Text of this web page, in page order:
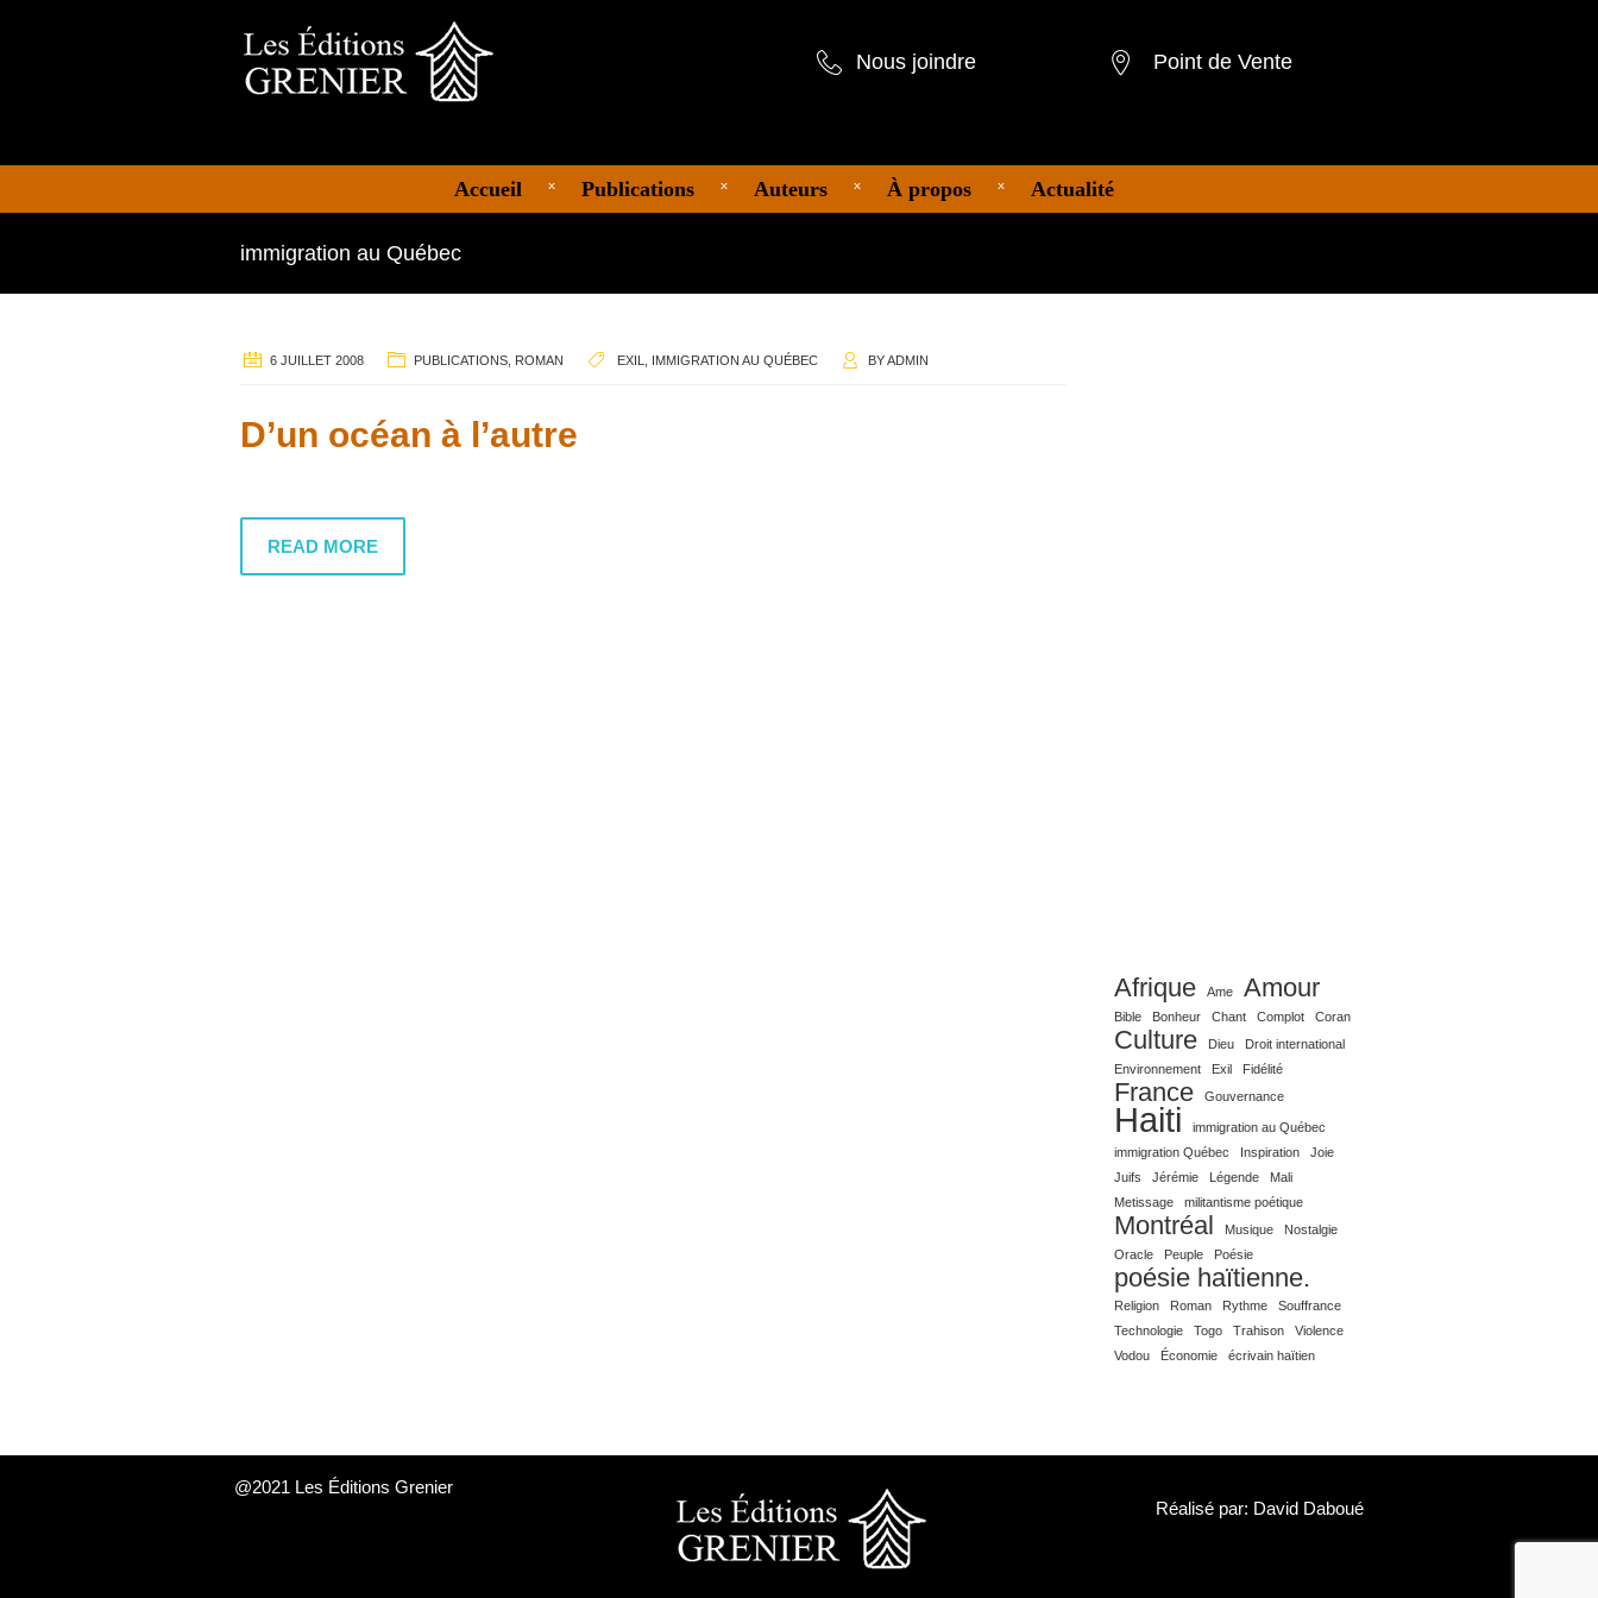
Nous joindre Point de Vente
Accueil Publications Auteurs À propos Actualité
immigration au Québec
6 JUILLET 2008 PUBLICATIONS ROMAN EXIL IMMIGRATION AU QUÉBEC BYADMIN
D’un océan à l’autre
READ MORE
Afrique Ame Amour
Bible Bonheur Chant Complot Coran
Culture Dieu
Droit international
Environnement
Exil Fidélité
France Gouvernance
Haiti
immigration au Québec
immigration Québec
Inspiration
Joie
Juifs
Jérémie Légende
Mali
Metissage
militantisme poétique
Montréal Musique
Nostalgie
Oracle
Peuple Poésie
poésie haïtienne.
Religion Roman Rythme
Souffrance
Technologie
Togo Trahison
Violence
Vodou
Économie écrivain haïtien
@2021 Les Éditions Grenier
Réalisé par: David Daboué